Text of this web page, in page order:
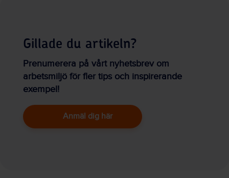
Gillade du artikeln?
Prenumerera på vårt nyhetsbrev om
arbetsmiljö för fler tips och inspirerande
exempel!
Anmäl dig här